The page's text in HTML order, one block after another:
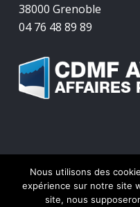
38000 Grenoble
04 76 48 89 89
© 2026 CDMF Avocats
Nous utilisons des
expérience sur notre site
site, nous